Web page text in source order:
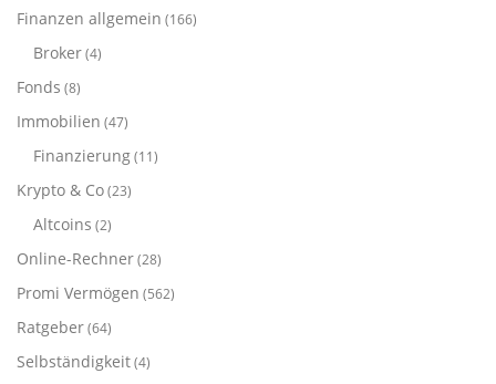
Finanzen allgemein (166)
Broker(4)
Fonds (8)
Immobilien (47)
Finanzierung(11)
Krypto & Co(23)
Altcoins (2)
Online-Rechner(28)
Promi Vermögen (562)
Ratgeber(64)
Selbständigkeit(4)